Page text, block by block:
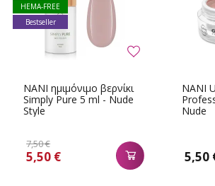
NANI ημιμόνιμο βερνίκι
Simply Pure 5 ml - Nude
Style
7,50 €
5,50 €
HEMA-FREE
Bestseller
NANI
Nude
5,50